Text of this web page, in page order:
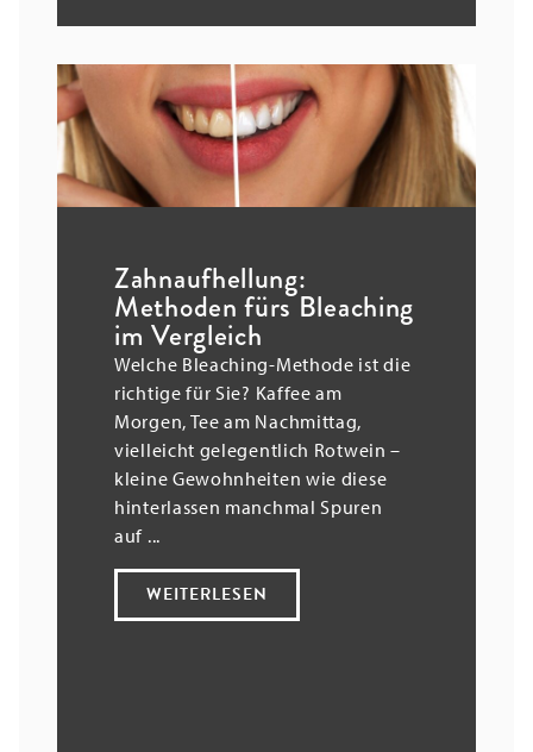
Zahnaufhellung:
Methoden fürs Bleaching
im Vergleich
Welche Bleaching-Methode ist die
richtige für Sie? Kaffee am
Morgen, Tee am Nachmittag,
vielleicht gelegentlich Rotwein –
kleine Gewohnheiten wie diese
hinterlassen manchmal Spuren
auf ...
WEITERLESEN